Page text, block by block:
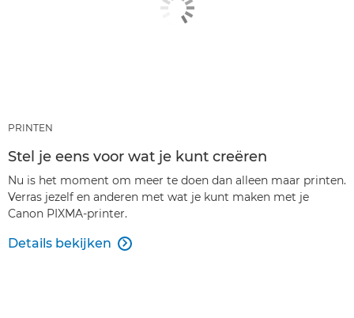
PRINTEN
Stel je eens voor wat je kunt creëren
Nu is het moment om meer te doen dan alleen maar printen.
Verras jezelf en anderen met wat je kunt maken met je
Canon PIXMA-printer.
Details bekijken 